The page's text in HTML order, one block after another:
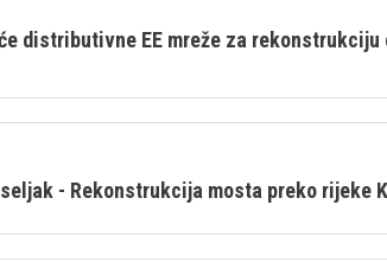
distributivne EE mreže za rekonstrukciju
- Rekonstrukcija mosta preko rijeke